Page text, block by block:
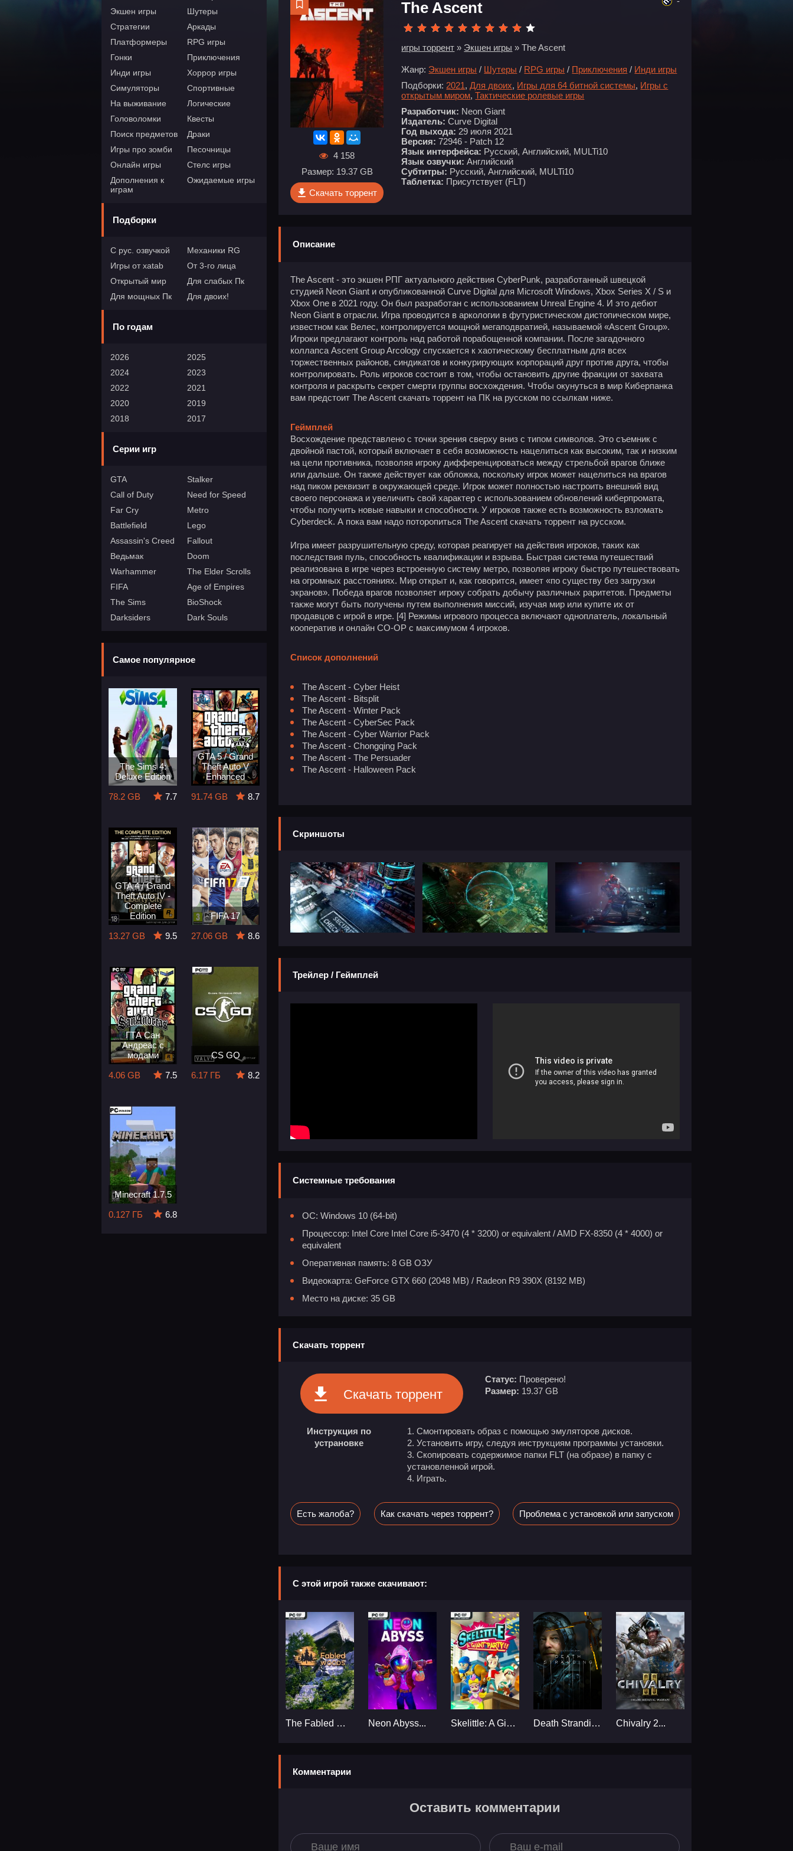
Экшен игры
Шутеры
Стратегии
Аркады
Платформеры
RPG игры
Гонки
Приключения
Инди игры
Хоррор игры
Симуляторы
Спортивные
На выживание
Логические
Головоломки
Квесты
Поиск предметов
Драки
Игры про зомби
Песочницы
Онлайн игры
Стелс игры
Дополнения к
играм
Ожидаемые игры
Подборки
С рус. озвучкой
Механики RG
Игры от xatab
От 3-го лица
Открытый мир
Для слабых Пк
Для мощных Пк
Для двоих!
По годам
2026
2025
2024
2023
2022
2021
2020
2019
2018
2017
Серии игр
GTA
Stalker
Call of Duty
Need for Speed
Far Cry
Metro
Battlefield
Lego
Assassin's Creed
Fallout
Ведьмак
Doom
Warhammer
The Elder Scrolls
FIFA
Age of Empires
The Sims
BioShock
Darksiders
Dark Souls
Самое популярное
The Sims 4:
Deluxe Edition
78.2 GB
7.7
GTA 5 / Grand
Theft Auto V
Enhanced
91.74 GB
8.7
GTA 4 / Grand
Theft Auto IV -
Complete
Edition
13.27 GB
9.5
FIFA 17
27.06 GB
8.6
ГТА Сан
Андреас с
модами
4.06 GB
7.5
CS GO
6.17 ГБ
8.2
Minecraft 1.7.5
0.127 ГБ
6.8
4 158
Размер: 19.37 GB
Скачать торрент
The Ascent
игры торрент » Экшен игры » The Ascent
Жанр: Экшен игры / Шутеры / RPG игры / Приключения / Инди игры
Подборки: 2021,Для двоих, Игры для 64 битной системы, Игры с
открытым миром,Тактические ролевые игры
Разработчик: Neon Giant
Издатель: Curve Digital
Год выхода: 29 июля 2021
Версия: 72946 - Patch 12
Язык интерфейса: Русский, Английский, MULTi10
Язык озвучки: Английский
Субтитры: Русский, Английский, MULTi10
Таблетка: Присутствует (FLT)
Описание
The Ascent - это экшен РПГ актуального действия CyberPunk, разработанный швецкой
студией Neon Giant и опубликованной Curve Digital для Microsoft Windows, Xbox Series X / S и
Xbox One в 2021 году. Он был разработан с использованием Unreal Engine 4. И это дебют
Neon Giant в отрасли. Игра проводится в аркологии в футуристическом дистопическом мире,
известном как Велес, контролируется мощной мегаподвратией, называемой «Ascent Group».
Игроки предлагают контроль над работой порабощенной компании. После загадочного
коллапса Ascent Group Arcology спускается к хаотическому бесплатным для всех
торжественных районов, синдикатов и конкурирующих корпораций друг против друга, чтобы
контролировать. Роль игроков состоит в том, чтобы остановить другие фракции от захвата
контроля и раскрыть секрет смерти группы восхождения. Чтобы окунуться в мир Киберпанка
вам предстоит The Ascent скачать торрент на ПК на русском по ссылкам ниже.
Геймплей
Восхождение представлено с точки зрения сверху вниз с типом символов. Это съемник с
двойной пастой, который включает в себя возможность нацелиться как высоким, так и низким
на цели противника, позволяя игроку дифференцироваться между стрельбой врагов ближе
или дальше. Он также действует как обложка, поскольку игрок может нацелиться на врагов
над пиком реквизит в окружающей среде. Игрок может полностью настроить внешний вид
своего персонажа и увеличить свой характер с использованием обновлений киберпромата,
чтобы получить новые навыки и способности. У игроков также есть возможность взломать
Cyberdeck. А пока вам надо поторопиться The Ascent скачать торрент на русском.
Игра имеет разрушительную среду, которая реагирует на действия игроков, таких как
последствия пуль, способность квалификации и взрыва. Быстрая система путешествий
реализована в игре через встроенную систему метро, ​​позволяя игроку быстро путешествовать
на огромных расстояниях. Мир открыт и, как говорится, имеет «по существу без загрузки
экранов». Победа врагов позволяет игроку собрать добычу различных раритетов. Предметы
также могут быть получены путем выполнения миссий, изучая мир или купите их от
продавцов с игрой в игре. [4] Режимы игрового процесса включают одноплатель, локальный
кооператив и онлайн CO-OP с максимумом 4 игроков.
Список дополнений
The Ascent - Cyber Heist
The Ascent - Bitsplit
The Ascent - Winter Pack
The Ascent - CyberSec Pack
The Ascent - Cyber Warrior Pack
The Ascent - Chongqing Pack
The Ascent - The Persuader
The Ascent - Halloween Pack
Скриншоты
Трейлер / Геймплей
Системные требования
ОС: Windows 10 (64-bit)
Процессор: Intel Core Intel Core i5-3470 (4 * 3200) or equivalent / AMD FX-8350 (4 * 4000) or
equivalent
Оперативная память: 8 GB ОЗУ
Видеокарта: GeForce GTX 660 (2048 MB) / Radeon R9 390X (8192 MB)
Место на диске: 35 GB
Скачать торрент
Скачать торрент
Статус: Проверено!
Размер: 19.37 GB
Инструкция по
устрановке
Смонтировать образ с помощью эмуляторов дисков.
Установить игру, следуя инструкциям программы установки.
Скопировать содержимое папки FLT (на образе) в папку с
установленной игрой.
Играть.
Есть жалоба? Как скачать через торрент? Проблема с установкой или запуском
С этой игрой также скачивают:
The Fabled Woods... Neon Abyss... Skelittle: A Giant Party!!... Death Stranding... Chivalry 2...
Комментарии
Оставить комментарии